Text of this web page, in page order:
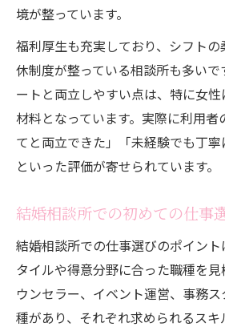
境が整っています。
福利厚生も充実しており、シフト
休制度が整っている相談所も多いで
ートと両立しやすい点は、特に女
材料となっています。実際に利用者
てと両立できた」「未経験でも丁寧
といった評価が寄せられています。
結婚相談所での初めての仕事
結婚相談所での仕事選びのポイン
タイルや得意分野に合った職種を
ウンセラー、イベント運営、事務
種があり、それぞれ求められるスキ